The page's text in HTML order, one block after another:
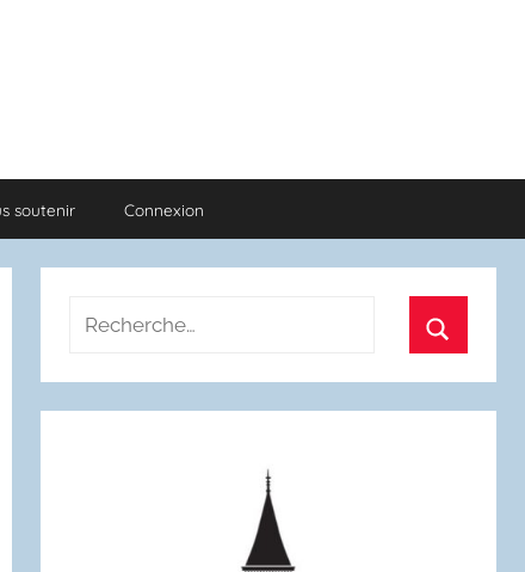
soutenir Connexion
Recherche
: